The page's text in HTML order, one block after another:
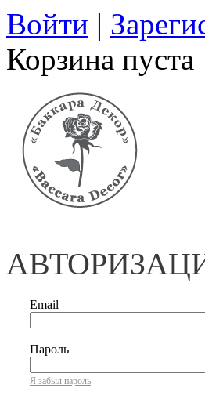
Войти |
Корзина пуста
Email
Пароль
Я забыл пароль